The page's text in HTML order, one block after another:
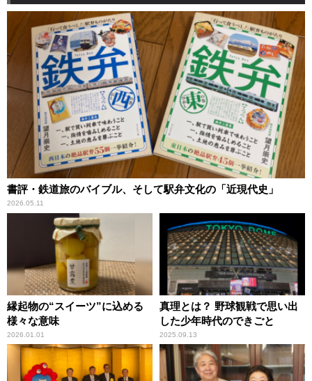
書評・鉄道旅のバイブル、そして駅弁文化の「近現代史」
2026.05.11
縁起物の“スイーツ”に込める
様々な意味
2026.01.01
真理とは？ 野球観戦で思い出
した少年時代のできごと
2025.09.13